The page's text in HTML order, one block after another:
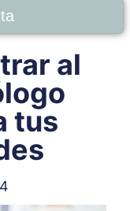
al
tus